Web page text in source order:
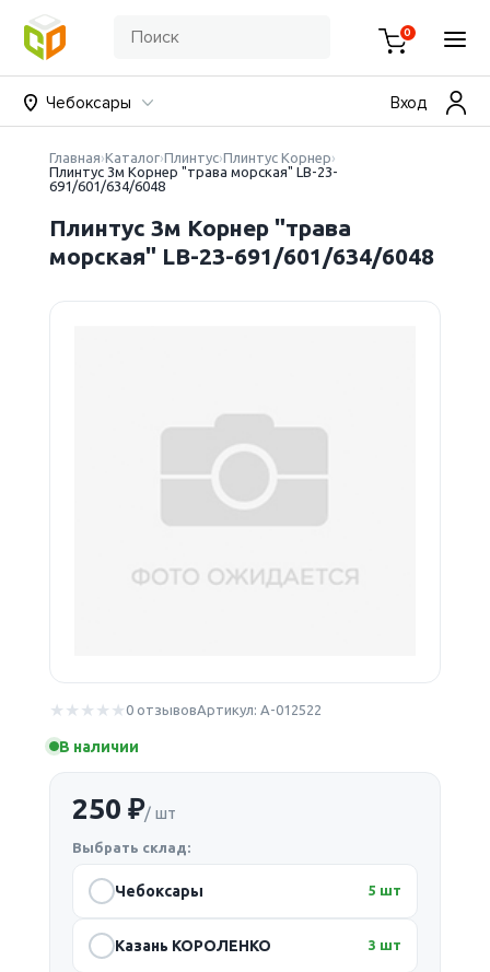
0
Чебоксары Вход
Главная Каталог Плинтус Плинтус Корнер
Плинтус 3м Корнер "трава морская" LB-23-
691/601/634/6048
Плинтус 3м Корнер "трава
морская" LB-23-691/601/634/6048
0 отзывовАртикул: А-012522
В наличии
250 ₽/ шт
Выбрать склад:
Чебоксары 5 шт
Казань КОРОЛЕНКО 3 шт